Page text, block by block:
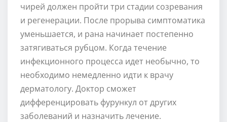
чирей должен пройти три стадии созревания
и регенерации. После прорыва симптоматика
уменьшается, и рана начинает постепенно
затягиваться рубцом. Когда течение
инфекционного процесса идет необычно, то
необходимо немедленно идти к врачу
дерматологу. Доктор сможет
дифференцировать фурункул от других
заболеваний и назначить лечение.